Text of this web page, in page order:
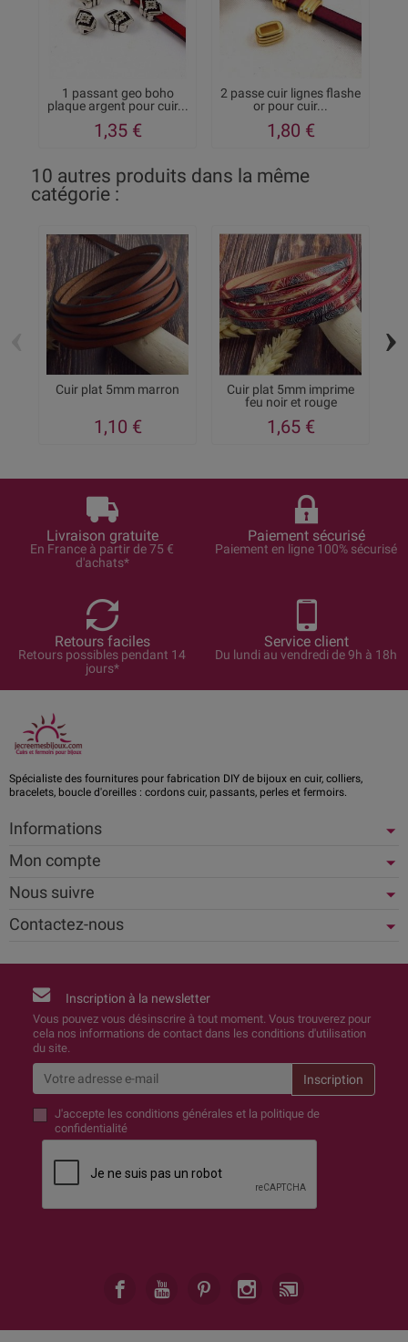
1 passant geo boho
plaque argent pour cuir...
1,35 €
2 passe cuir lignes flashe
or pour cuir...
1,80 €
10 autres produits dans la même
catégorie :
Cuir plat 5mm marron
1,10 €
Cuir plat 5mm imprime
feu noir et rouge
1,65 €
›
Livraison gratuite
En France à partir de 75 €
d'achats*
Paiement sécurisé
Paiement en ligne 100% sécurisé
Retours faciles
Retours possibles pendant 14
jours*
Service client
Du lundi au vendredi de 9h à 18h
Spécialiste des fournitures pour fabrication DIY de bijoux en cuir, colliers,
bracelets, boucle d'oreilles : cordons cuir, passants, perles et fermoirs.
Informations
Mon compte
Nous suivre
Contactez-nous
Inscription à la newsletter
Vous pouvez vous désinscrire à tout moment. Vous trouverez pour
cela nos informations de contact dans les conditions d'utilisation
du site.
J'accepte les conditions générales et la politique de
confidentialité